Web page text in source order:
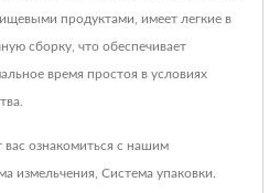
продуктами, имеет легкие в
сборку, что обеспечивает
время простоя в условиях
вас ознакомиться с нашим
измельчения Система упаковки